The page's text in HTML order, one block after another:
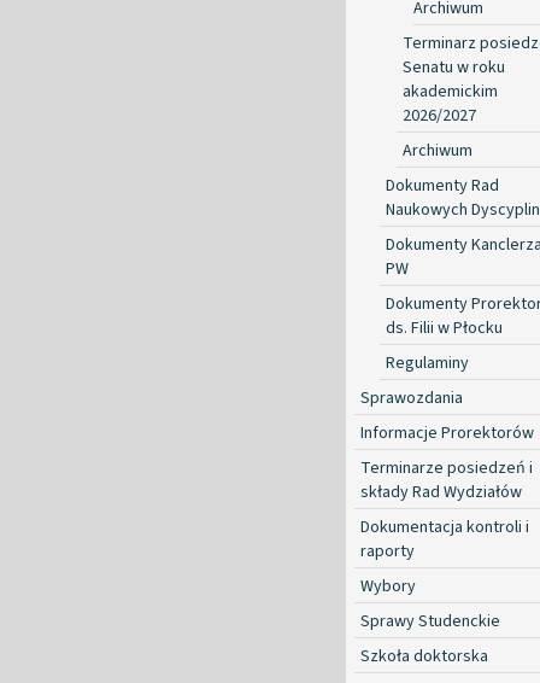
Archiwum
Terminarz
Senatu w roku
akademickim
2026/2027
Archiwum
Dokumenty Rad
Naukowych Dyscyplin
Dokumenty
PW
Dokumenty
ds. Filii w Płocku
Regulaminy
Sprawozdania
Informacje Prorektorów
Terminarze posiedzeń i
składy Rad Wydziałów
Dokumentacja kontroli i
raporty
Wybory
Sprawy Studenckie
Szkoła doktorska